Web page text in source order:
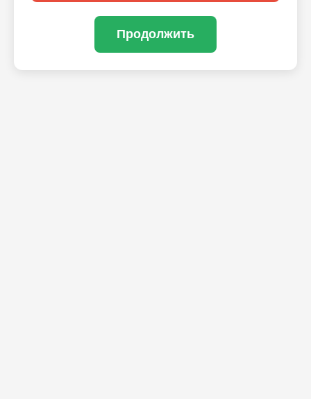
Продолжить